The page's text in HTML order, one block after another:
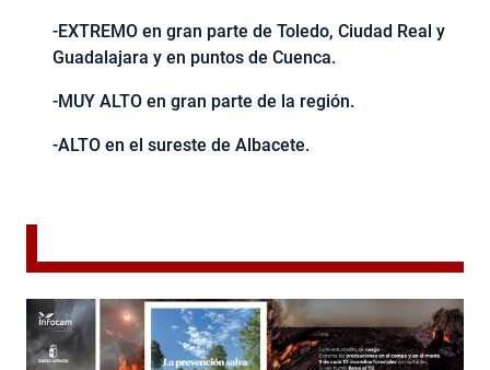
-EXTREMO en gran parte de Toledo, Ciudad Real y
Guadalajara y en puntos de Cuenca.
-MUY ALTO en gran parte de la región.
-ALTO en el sureste de Albacete.